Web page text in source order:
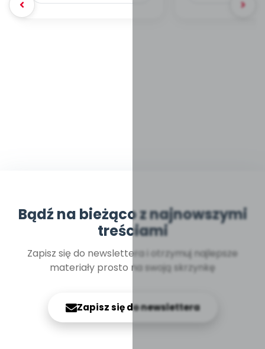
Bądź na bieżąco z najnowszymi
treściami
Zapisz się do newslettera i otrzymuj najlepsze
materiały prosto na swoją skrzynkę
Zapisz się do newslettera